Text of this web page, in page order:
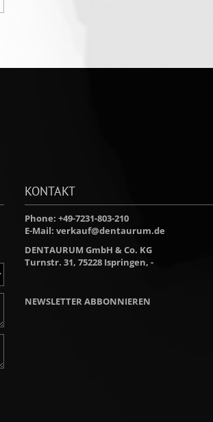
KONTAKT
Phone: +49-7231-803-210
E-Mail: verkauf@dentaurum.de
DENTAURUM GmbH & Co. KG
Turnstr. 31, 75228 Ispringen, -
NEWSLETTER ABBONNIEREN